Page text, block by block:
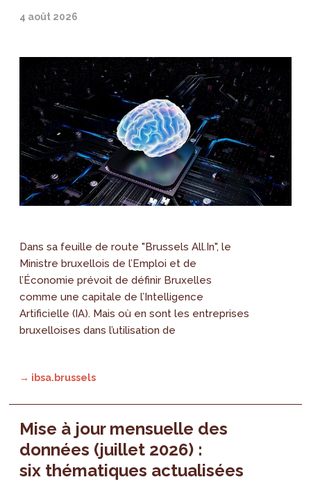
4 août 2026
Dans sa feuille de route "Brussels All.In", le
Ministre bruxellois de l’Emploi et de
l’Économie prévoit de définir Bruxelles
comme une capitale de l’Intelligence
Artificielle (IA). Mais où en sont les entreprises
bruxelloises dans l’utilisation de
→ ibsa.brussels
Mise à jour mensuelle des
données (juillet 2026) :
six thématiques actualisées